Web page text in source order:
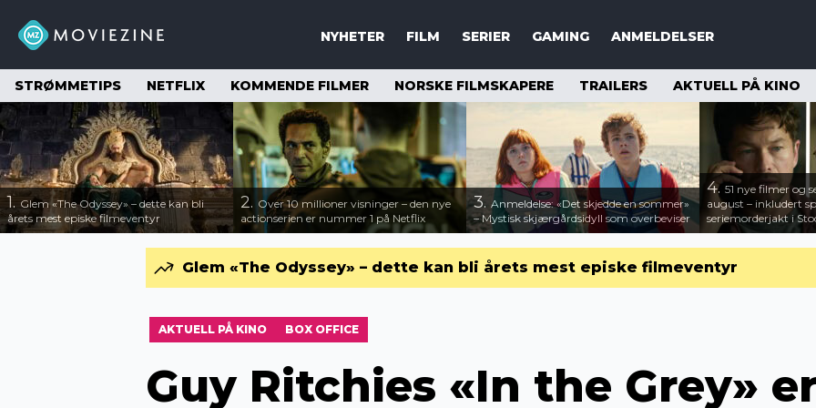
NYHETER FILM SERIER GAMING ANMELDELSER
STRØMMETIPS NETFLIX KOMMENDE FILMER NORSKE FILMSKAPERE TRAILERS AKTUELL PÅ KINO
1. Glem «The Odyssey» – dette kan bli
årets mest episke filmeventyr
2. Over 10 millioner visninger – den nye
actionserien er nummer 1 på Netflix
3. Anmeldelse: «Det skjedde en sommer»
– Mystisk skjærgårdsidyll som overbeviser
4.51 nye filmer og
august – inkludert
seriemorderjakt i
Glem «The Odyssey» – dette kan bli årets mest episke filmeventyr
AKTUELL PÅ KINO BOX OFFICE
Guy Ritchies «In the Grey»